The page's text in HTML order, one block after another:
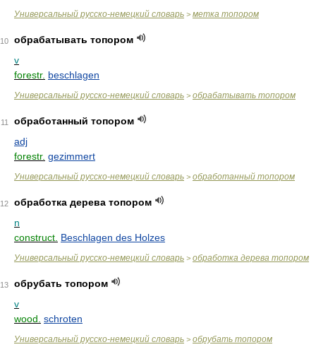
Универсальный русско-немецкий словарь > метка топором
10
обрабатывать топором
v
forestr. beschlagen
Универсальный русско-немецкий словарь > обрабатывать топором
11
обработанный топором
adj
forestr. gezimmert
Универсальный русско-немецкий словарь > обработанный топором
12
обработка дерева топором
n
construct. Beschlagen des Holzes
Универсальный русско-немецкий словарь > обработка дерева топором
13
обрубать топором
v
wood. schroten
Универсальный русско-немецкий словарь > обрубать топором